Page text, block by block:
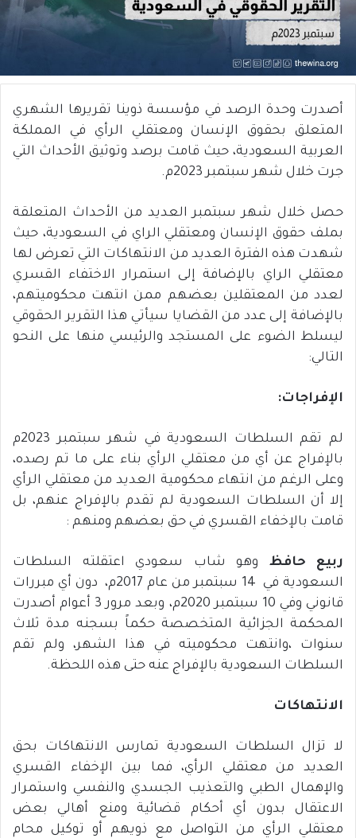
أصدرت وحدة الرصد في مؤسسة ذوينا تقريرها الشهري
المتعلق بحقوق الإنسان ومعتقلي الرأي في المملكة
العربية السعودية، حيث قامت برصد وتوثيق الأحداث التي
جرت خلال شهر سبتمبر 2023م.
حصل خلال شهر سبتمبر العديد من الأحداث المتعلقة
بملف حقوق الإنسان ومعتقلي الراي في السعودية، حيث
شهدت هذه الفترة العديد من الانتهاكات التي تعرض لها
معتقلي الراي بالإضافة إلى استمرار الاختفاء القسري
لعدد من المعتقلين بعضهم ممن انتهت محكوميتهم،
بالإضافة إلى عدد من القضايا سيأتي هذا التقرير الحقوقي
ليسلط الضوء على المستجد والرئيسي منها على النحو
التالي:
الإفراجات:
لم تقم السلطات السعودية في شهر سبتمبر 2023م
بالإفراج عن أي من معتقلي الرأي بناء على ما تم رصده،
وعلى الرغم من انتهاء محكومية العديد من معتقلي الرأي
إلا أن السلطات السعودية لم تقدم بالإفراج عنهم، بل
قامت بالإخفاء القسري في حق بعضهم ومنهم :
ربيع حافظ وهو شاب سعودي اعتقلته السلطات
السعودية في 14 سبتمبر من عام 2017م، دون أي مبررات
قانوني وفي 10 سبتمبر 2020م، وبعد مرور 3 أعوام أصدرت
المحكمة الجزائية المتخصصة حكماً بسجنه مدة ثلاث
سنوات ،وانتهت محكوميته في هذا الشهر، ولم تقم
السلطات السعودية بالإفراج عنه حتى هذه اللحظة.
الانتهاكات
لا تزال السلطات السعودية تمارس الانتهاكات بحق
العديد من معتقلي الرأي، فما بين الإخفاء القسري
والإهمال الطبي والتعذيب الجسدي والنفسي واستمرار
الاعتقال بدون أي أحكام قضائية ومنع أهالي بعض
معتقلي الرأي من التواصل مع ذويهم أو توكيل محام